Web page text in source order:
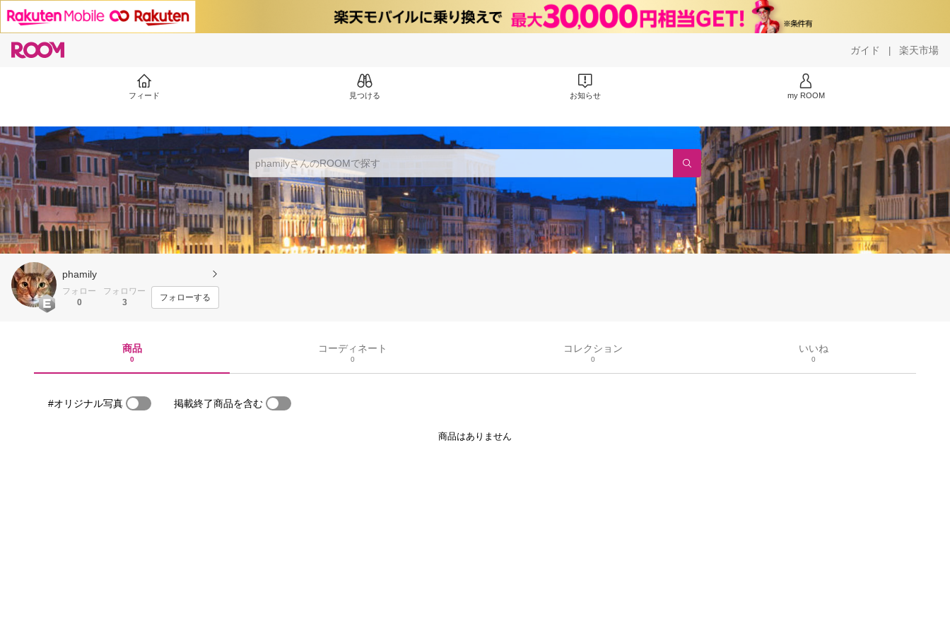
ガイド | 楽天市場
フィード 見つける お知らせ my ROOM
phamily
フォロー
0
フォロワー
3
フォローする
商品
0
コーディネート
0
コレクション
0
いいね
0
#オリジナル写真 掲載終了商品を含む
商品はありません